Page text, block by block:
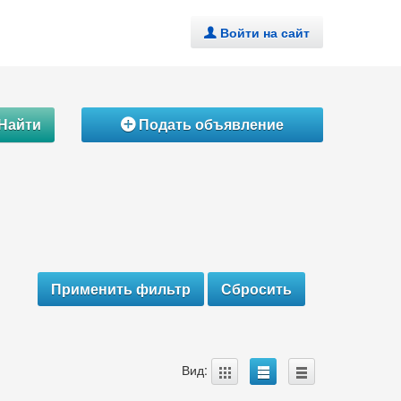
. Войти на сайт
ÁПодать объявление
Вид: A B C